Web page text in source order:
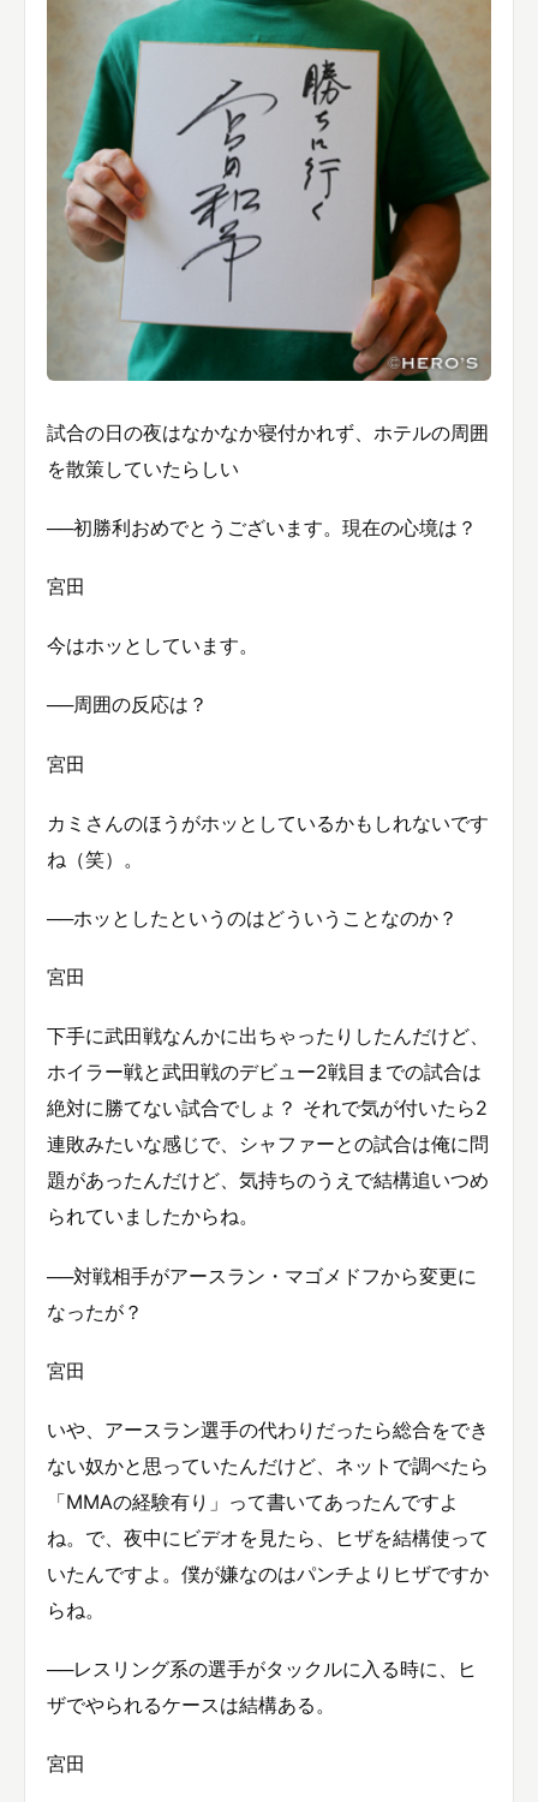
試合の日の夜はなかなか寝付かれず、ホテルの周囲
を散策していたらしい
──初勝利おめでとうございます。現在の心境は？
宮田
今はホッとしています。
──周囲の反応は？
宮田
カミさんのほうがホッとしているかもしれないです
ね（笑）。
──ホッとしたというのはどういうことなのか？
宮田
下手に武田戦なんかに出ちゃったりしたんだけど、
ホイラー戦と武田戦のデビュー2戦目までの試合は
絶対に勝てない試合でしょ？ それで気が付いたら2
連敗みたいな感じで、シャファーとの試合は俺に問
題があったんだけど、気持ちのうえで結構追いつめ
られていましたからね。
──対戦相手がアースラン・マゴメドフから変更に
なったが？
宮田
いや、アースラン選手の代わりだったら総合をでき
ない奴かと思っていたんだけど、ネットで調べたら
「MMAの経験有り」って書いてあったんですよ
ね。で、夜中にビデオを見たら、ヒザを結構使って
いたんですよ。僕が嫌なのはパンチよりヒザですか
らね。
──レスリング系の選手がタックルに入る時に、ヒ
ザでやられるケースは結構ある。
宮田